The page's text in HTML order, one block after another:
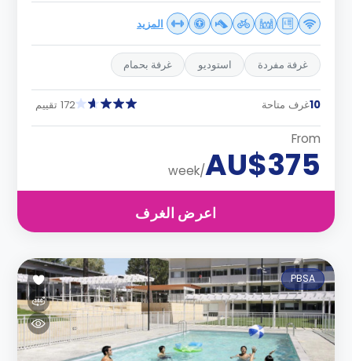
المزيد
غرفة مفردة استوديو غرفة بحمام
10غرف متاحة 172 تقييم
From
AU$375
/week
اعرض الغرف
PBSA